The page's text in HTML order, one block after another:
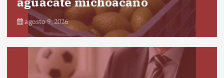
agosto 9, 2026